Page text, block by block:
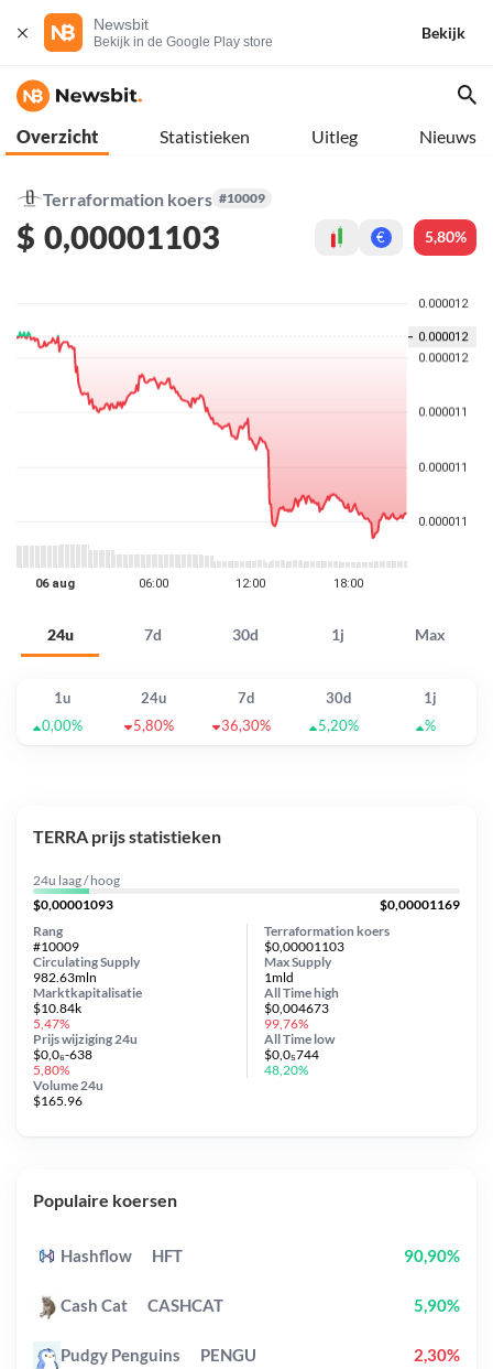
Newsbit
Bekijk in de Google Play store
Bekijk
Overzicht Statistieken Uitleg Nieuws
Terraformation koers #10009
$ 0,00001103 € 5,80%
24u 7d 30d 1j Max
1u 24u 7d 30d
1j
0,00%
5,80% 36,30% 5,20% %
TERRA prijs statistieken
24u laag / hoog
$0,00001093
$0,00001169
Terraformation koers
$0,00001103
Circulating Supply
982.63mln
Prijs wijziging 24u
$0,0₆-638
5,80%
Max Supply
1mld
Marktkapitalisatie
$10.84k
5,47%
Volume 24u
$165.96
Rang
#10009
All Timehigh
$0,004673
99,76%
All Time low
$0,0₅744
48,20%
Populaire koersen
Hashflow HFT 90,90%
Cash Cat CASHCAT 5,90%
Pudgy Penguins PENGU 2,30%